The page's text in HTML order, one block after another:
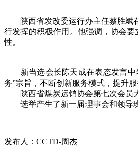
陕西省发改委运行办主任蔡胜斌在
行发挥的积极作用。他强调，协会
性。
新当选会长陈天成在表态发言中
务”宗旨，不断创新服务模式，提升
陕西省煤炭运销协会第七次会员大
选举产生了新一届理事会和领导班
发布人：CCTD-周杰